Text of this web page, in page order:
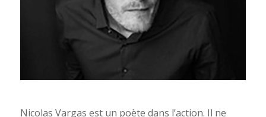
Nicolas Vargas est un poète dans l’action. Il ne